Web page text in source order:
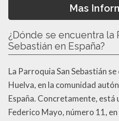
Mas
¿Dónde se encuentra la
Sebastián en España?
La Parroquia San Sebastián
Huelva, en la comunidad
España. Concretamente, está
Federico Mayo, número 11,